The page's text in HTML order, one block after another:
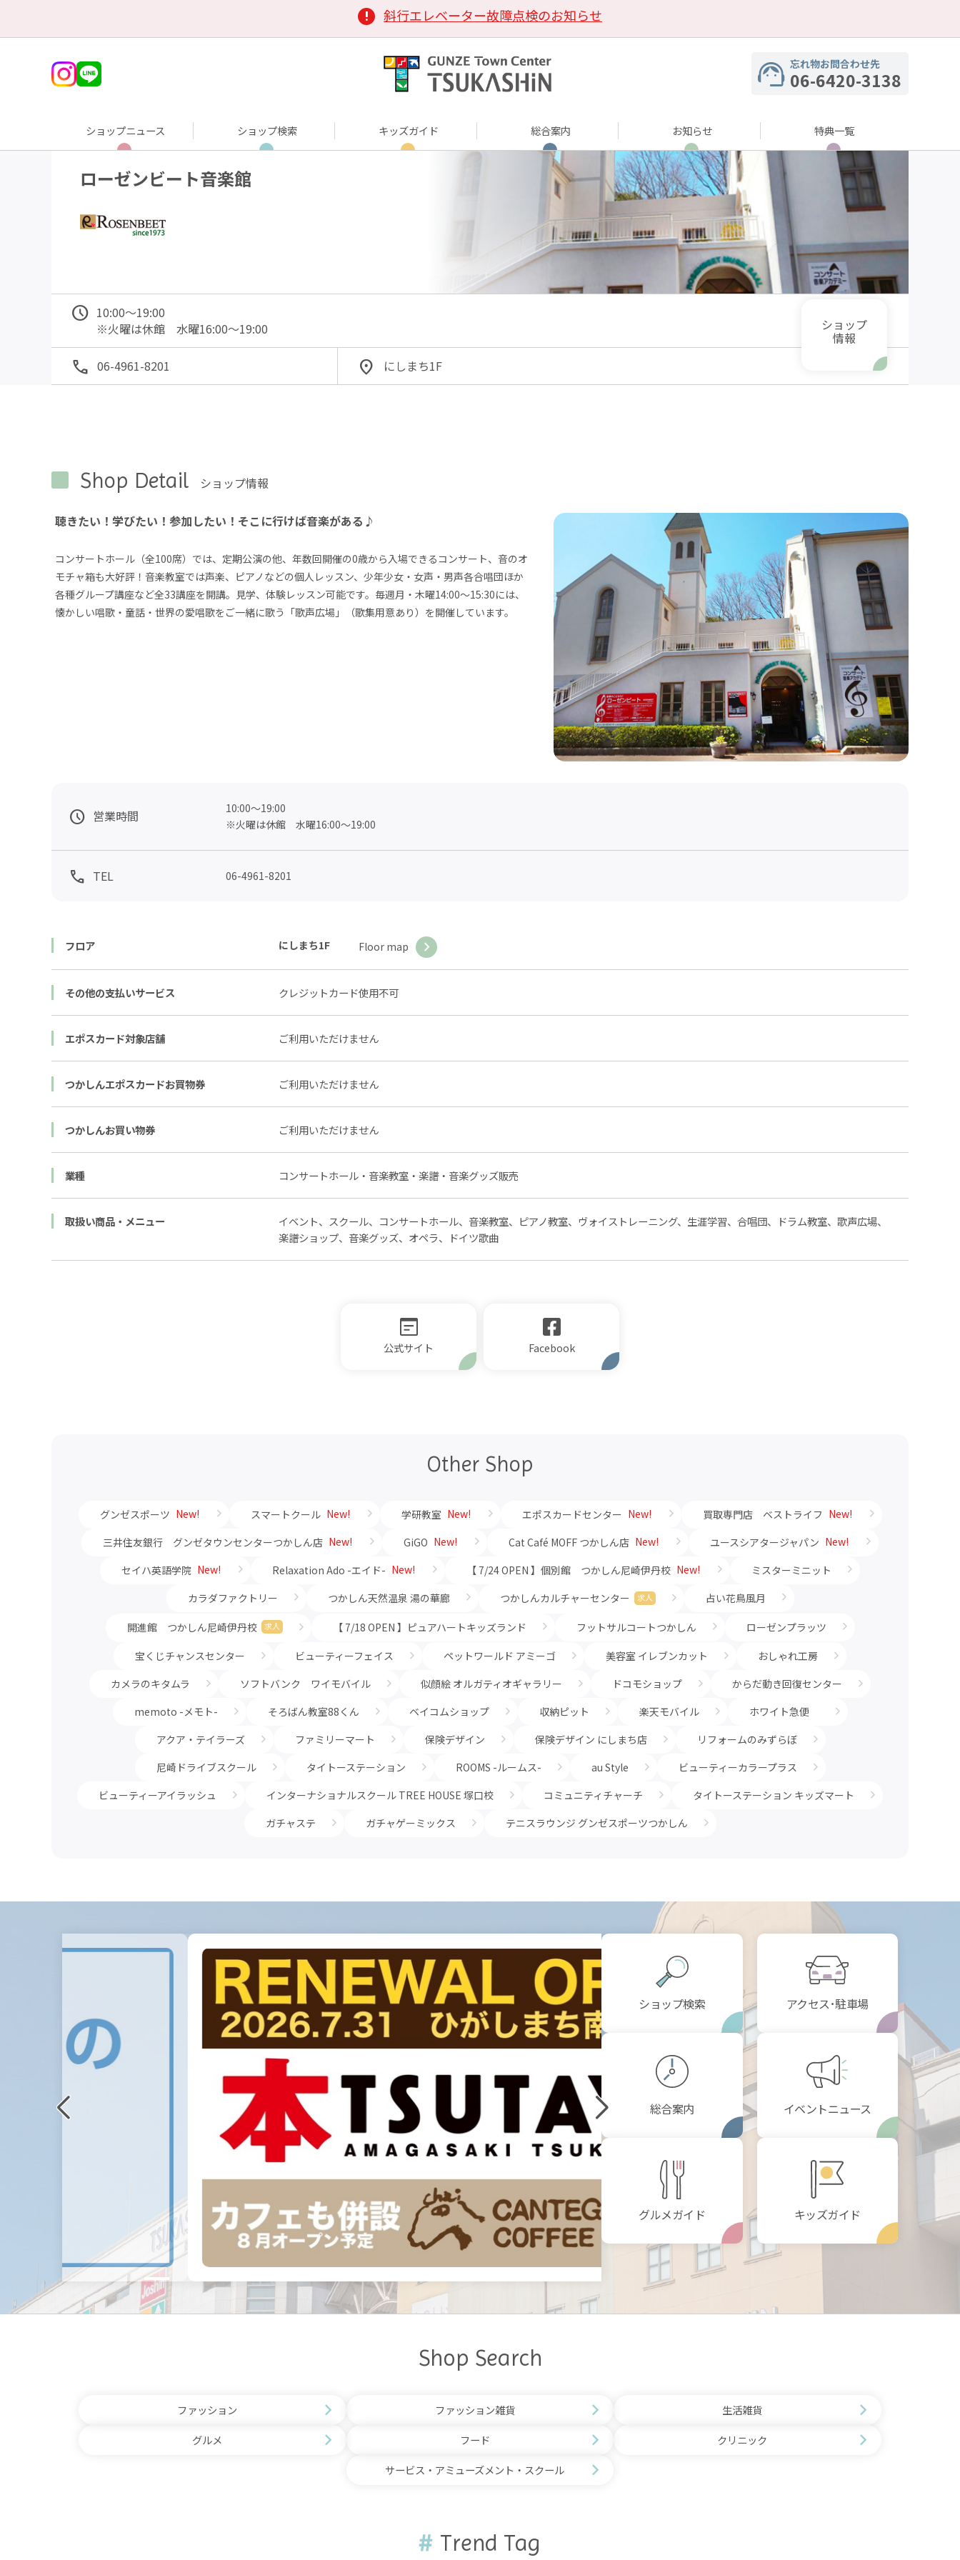
斜行エレベーター故障点検のお知らせ
忘れ物お問合わせ先
06-6420-3138
ショップニュース ショップ検索 キッズガイド 総合案内 お知らせ 特典一覧
ローゼンビート音楽館
10:00～19:00
※火曜は休館　水曜16:00～19:00
06-4961-8201 にしまち1F
ショップ
情報
Shop Detail ショップ情報
聴きたい！学びたい！参加したい！そこに行けば音楽がある♪
コンサートホール（全100席）では、定期公演の他、年数回開催の0歳から入場できるコンサート、音のオ
モチャ箱も大好評！音楽教室では声楽、ピアノなどの個人レッスン、少年少女・女声・男声各合唱団ほか
各種グループ講座など全33講座を開講。見学、体験レッスン可能です。毎週月・木曜14:00～15:30には、
懐かしい唱歌・童話・世界の愛唱歌をご一緒に歌う「歌声広場」（歌集用意あり）を開催しています。
営業時間
10:00～19:00
※火曜は休館　水曜16:00～19:00
TEL 06-4961-8201
フロア にしまち1F Floor map
その他の支払いサービス クレジットカード使用不可
エポスカード対象店舗 ご利用いただけません
つかしんエポスカードお買物券 ご利用いただけません
つかしんお買い物券 ご利用いただけません
業種 コンサートホール・音楽教室・楽譜・音楽グッズ販売
取扱い商品・メニュー
イベント、スクール、コンサートホール、音楽教室、ピアノ教室、ヴォイストレーニング、生涯学習、合唱団、ドラム教室、歌声広場、
楽譜ショップ、音楽グッズ、オペラ、ドイツ歌曲
公式サイト
Other Shop
グンゼスポーツ New! スマートクール New! 学研教室 New! エポスカードセンター New! 買取専門店 ベストライフ New!
三井住友銀行 グンゼタウンセンターつかしん店 New! GiGO New! Cat Café MOFF つかしん店 New! ユースシアタージャパン New!
セイハ英語学院 New! Relaxation Ado -エイド- New! 【 7/24 OPEN 】個別館 つかしん尼崎伊丹校 New!
ミスターミニット
カラダファクトリー
つかしん天然温泉 湯の華廊 つかしんカルチャーセンター 求人 占い花鳥風月
開進館 つかしん尼崎伊丹校 求人 【 7/18 OPEN 】ピュアハートキッズランド フットサルコートつかしん ローゼンプラッツ
宝くじチャンスセンター ビューティーフェイス ペットワールド アミーゴ 美容室 イレブンカット
おしゃれ工房
カメラのキタムラ
ソフトバンク ワイモバイル 似顔絵 オルガティオギャラリー ドコモショップ
からだ動き回復センター
memoto -メモト-
そろばん教室88くん ベイコムショップ 収納ピット 楽天モバイル
ホワイト急便
アクア・テイラーズ
ファミリーマート 保険デザイン 保険デザイン にしまち店
リフォームのみずらぼ
尼崎ドライブスクール
タイトーステーション ROOMS -ルームス- au Style
ビューティーカラープラス
ビューティーアイラッシュ
インターナショナルスクール TREE HOUSE 塚口校 コミュニティチャーチ
タイトーステーション キッズマート
ガチャステ
ガチャゲーミックス テニスラウンジ グンゼスポーツつかしん
ショップ検索 アクセス･駐車場
総合案内 イベントニュース
グルメガイド キッズガイド
Shop Search
ファッション ファッション雑貨
生活雑貨
グルメ
フード
クリニック
サービス・アミューズメント・スクール
Trend Tag